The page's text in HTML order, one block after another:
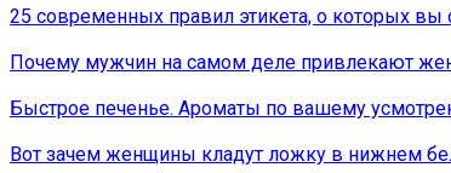
25 современных правил этикета, о которых вы
Почему мужчин на самом деле привлекают
Быстрое печенье. Ароматы по вашему
Вот зачем женщины кладут ложку в нижнем